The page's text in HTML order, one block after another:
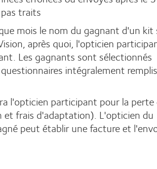
traits
mois le nom du gagnant d'un kit
après quoi, l'opticien
Les gagnants sont sélectionnés
intégralement
l'opticien participant pour la perte
et frais d'adaptation). L'opticien du
peut établir une facture et